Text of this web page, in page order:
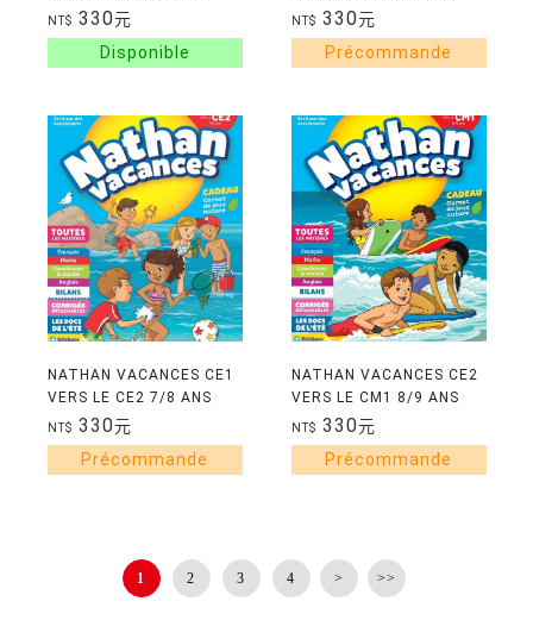
NT$ 330元 NT$ 330元
NATHAN VACANCES CE1
VERS LE CE2 7/8 ANS
NT$ 330元
NATHAN VACANCES CE2
VERS LE CM1 8/9 ANS
NT$ 330元
1 2 3 4 > >>